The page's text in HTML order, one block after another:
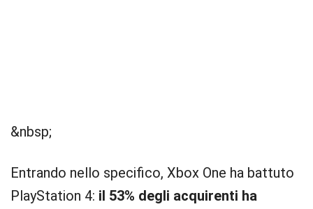
&nbsp;
Entrando nello specifico, Xbox One ha battuto
PlayStation 4: il 53% degli acquirenti ha